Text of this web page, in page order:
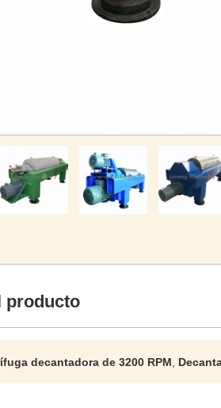
producto
decantadora de 3200 RPM